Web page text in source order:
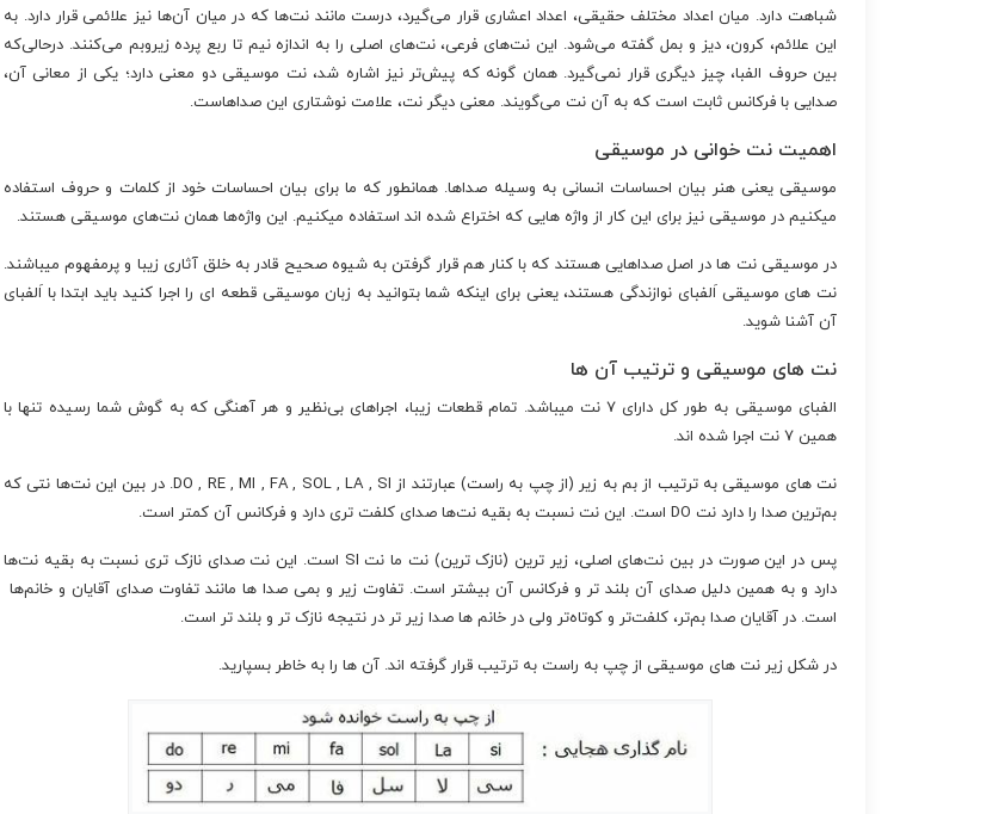
شباهت دارد. میان اعداد مختلف حقیقی، اعداد اعشاری قرار می‌گیرد، درست مانند نت‌ها که در میان آن‌ها نیز علائمی قرار دارد. به
این علائم، کرون، دیز و بمل گفته می‌شود. این نت‌های فرعی، نت‌های اصلی را به اندازه نیم تا ربع پرده زیروبم می‌کنند. درحالی‌که
بین حروف الفبا، چیز دیگری قرار نمی‌گیرد. همان گونه که پیش‌تر نیز اشاره شد، نت موسیقی دو معنی دارد؛ یکی از معانی آن،
صدایی با فرکانس ثابت است که به آن نت می‌گویند. معنی دیگر نت، علامت نوشتاری این صداهاست.
اهمیت نت خوانی در موسیقی
موسیقی یعنی هنر بیان احساسات انسانی به وسیله صداها. همانطور که ما برای بیان احساسات خود از کلمات و حروف استفاده
میکنیم در موسیقی نیز برای این کار از واژه هایی که اختراع شده اند استفاده میکنیم. این واژه‌ها همان نت‌های موسیقی هستند.
در موسیقی نت ها در اصل صداهایی هستند که با کنار هم قرار گرفتن به شیوه صحیح قادر به خلق آثاری زیبا و پرمفهوم میباشند.
نت های موسیقی اَلفبای نوازندگی هستند، یعنی برای اینکه شما بتوانید به زبان موسیقی قطعه ای را اجرا کنید باید ابتدا با اَلفبای
آن آشنا شوید.
نت های موسیقی و ترتیب آن ها
الفبای موسیقی به طور کل دارای ۷ نت میباشد. تمام قطعات زیبا، اجراهای بی‌نظیر و هر آهنگی که به گوش شما رسیده تنها با
همین ۷ نت اجرا شده اند.
نت های موسیقی به ترتیب از بم به زیر (از چپ به راست) عبارتند از DO , RE , MI , FA , SOL , LA , SI. در بین این نت‌ها نتی که
بم‌ترین صدا را دارد نت DO است. این نت نسبت به بقیه نت‌ها صدای کلفت تری دارد و فرکانس آن کمتر است.
پس در این صورت در بین نت‌های اصلی، زیر ترین (نازک ترین) نت ما نت SI است. این نت صدای نازک تری نسبت به بقیه نت‌ها
دارد و به همین دلیل صدای آن بلند تر و فرکانس آن بیشتر است. تفاوت زیر و بمی صدا ها مانند تفاوت صدای آقایان و خانم‌ها
است. در آقایان صدا بم‌تر، کلفت‌تر و کوتاه‌تر ولی در خانم ها صدا زیر تر در نتیجه نازک تر و بلند تر است.
در شکل زیر نت های موسیقی از چپ به راست به ترتیب قرار گرفته اند. آن ها را به خاطر بسپارید.